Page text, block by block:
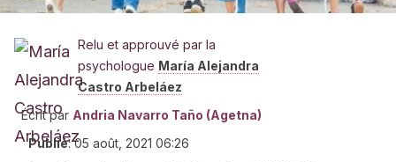
Relu et approuvé par la
psychologue María Alejandra
Castro Arbeláez
Écrit par Andria Navarro Taño (Agetna)
Publié:05 août, 2021 06:26